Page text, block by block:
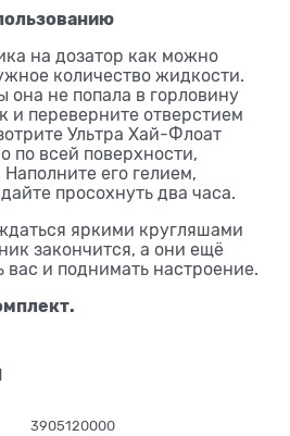
на дозатор как можно
количество жидкости.
она не попала в горловину
переверните отверстием
Ультра Хай-Флоат
по всей поверхности,
его гелием,
просохнуть два часа.
яркими кругляшами
закончится, а они ещё
вас и поднимать настроение.
3905120000